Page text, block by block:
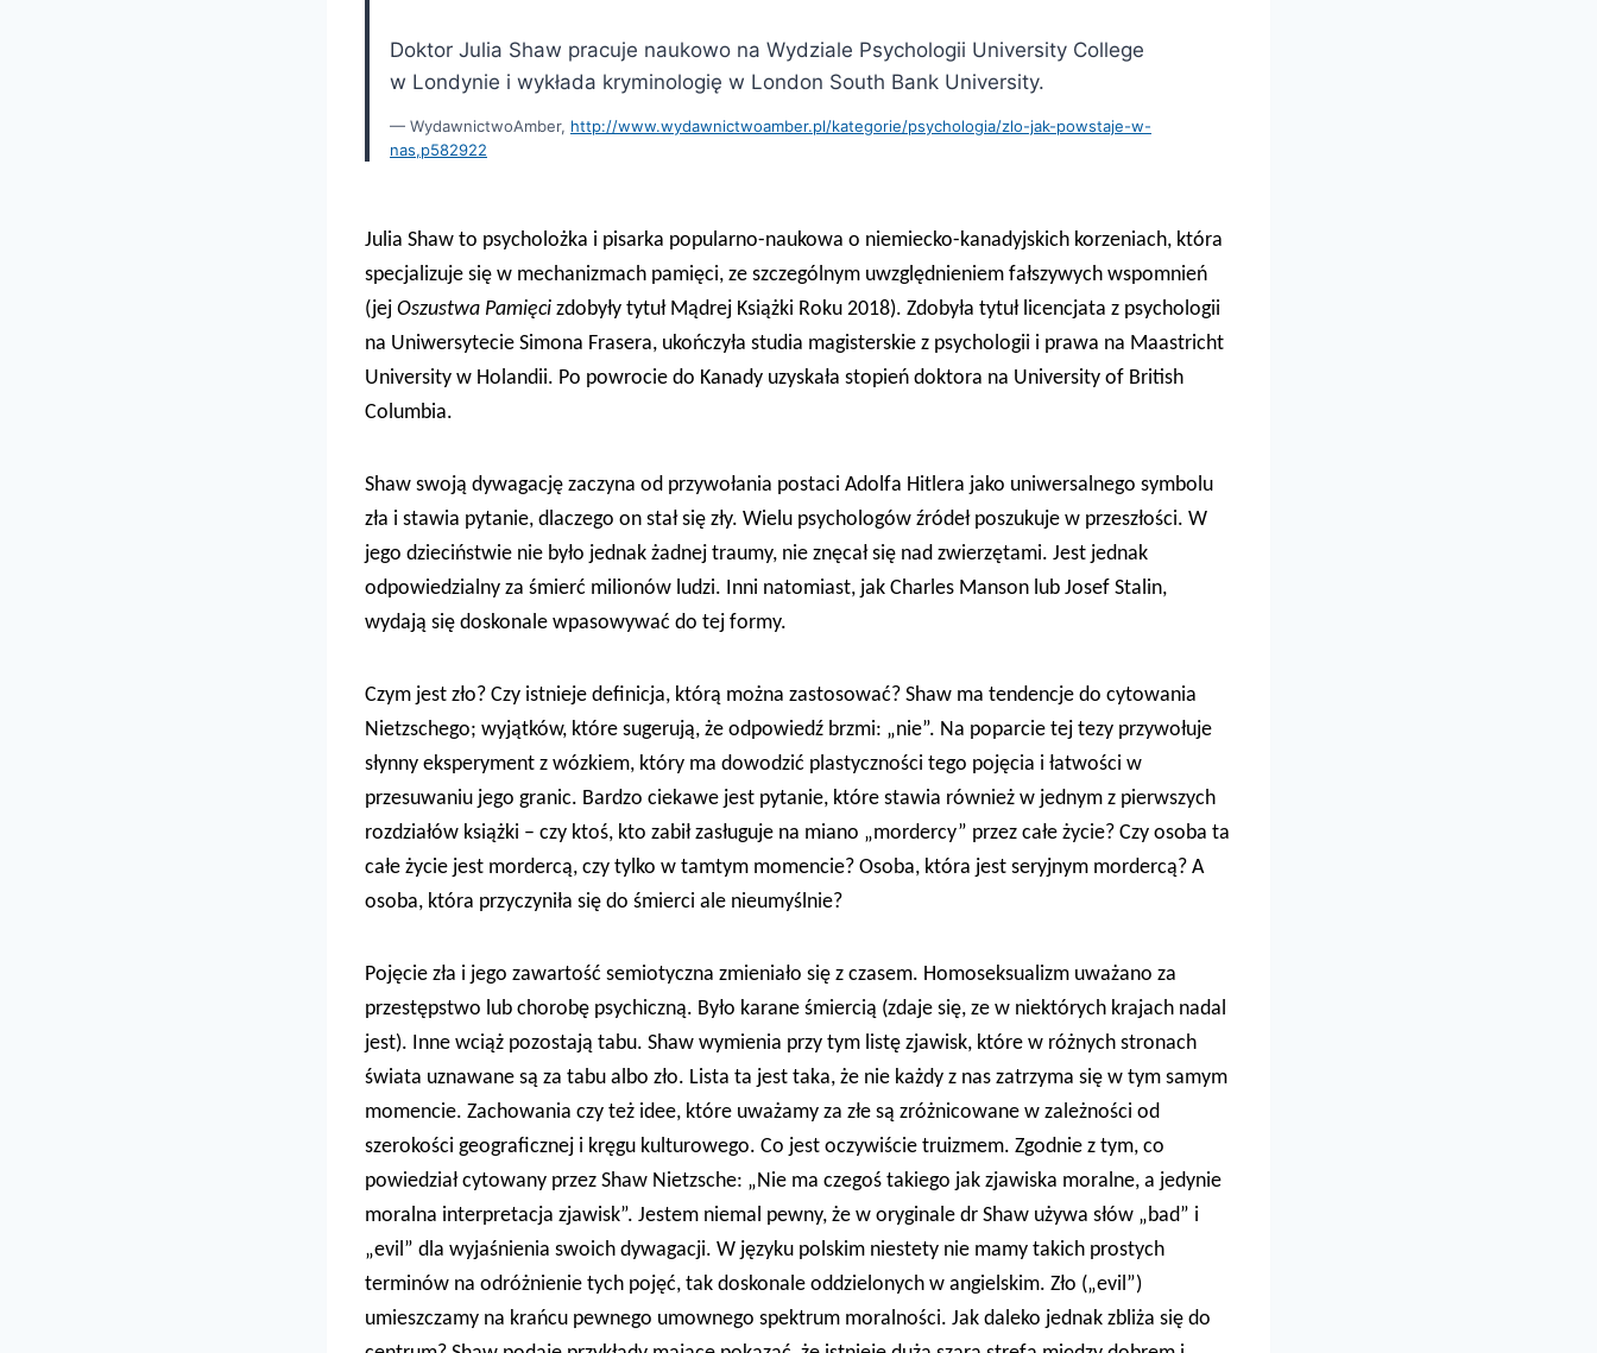
Doktor Julia Shaw pracuje naukowo na Wydziale Psychologii University College
w Londynie i wykłada kryminologię w London South Bank University.
WydawnictwoAmber, http://www.wydawnictwoamber.pl/kategorie/psychologia/zlo-jak-powstaje-w-
nas,p582922
Julia Shaw to psycholożka i pisarka popularno-naukowa o niemiecko-kanadyjskich korzeniach, która
specjalizuje się w mechanizmach pamięci, ze szczególnym uwzględnieniem fałszywych wspomnień
(jej Oszustwa Pamięci zdobyły tytuł Mądrej Książki Roku 2018). Zdobyła tytuł licencjata z psychologii
na Uniwersytecie Simona Frasera, ukończyła studia magisterskie z psychologii i prawa na Maastricht
University w Holandii. Po powrocie do Kanady uzyskała stopień doktora na University of British
Columbia.
Shaw swoją dywagację zaczyna od przywołania postaci Adolfa Hitlera jako uniwersalnego symbolu
zła i stawia pytanie, dlaczego on stał się zły. Wielu psychologów źródeł poszukuje w przeszłości. W
jego dzieciństwie nie było jednak żadnej traumy, nie znęcał się nad zwierzętami. Jest jednak
odpowiedzialny za śmierć milionów ludzi. Inni natomiast, jak Charles Manson lub Josef Stalin,
wydają się doskonale wpasowywać do tej formy.
Czym jest zło? Czy istnieje definicja, którą można zastosować? Shaw ma tendencje do cytowania
Nietzschego; wyjątków, które sugerują, że odpowiedź brzmi: „nie”. Na poparcie tej tezy przywołuje
słynny eksperyment z wózkiem, który ma dowodzić plastyczności tego pojęcia i łatwości w
przesuwaniu jego granic. Bardzo ciekawe jest pytanie, które stawia również w jednym z pierwszych
rozdziałów książki – czy ktoś, kto zabił zasługuje na miano „mordercy” przez całe życie? Czy osoba ta
całe życie jest mordercą, czy tylko w tamtym momencie? Osoba, która jest seryjnym mordercą? A
osoba, która przyczyniła się do śmierci ale nieumyślnie?
Pojęcie zła i jego zawartość semiotyczna zmieniało się z czasem. Homoseksualizm uważano za
przestępstwo lub chorobę psychiczną. Było karane śmiercią (zdaje się, ze w niektórych krajach nadal
jest). Inne wciąż pozostają tabu. Shaw wymienia przy tym listę zjawisk, które w różnych stronach
świata uznawane są za tabu albo zło. Lista ta jest taka, że nie każdy z nas zatrzyma się w tym samym
momencie. Zachowania czy też idee, które uważamy za złe są zróżnicowane w zależności od
szerokości geograficznej i kręgu kulturowego. Co jest oczywiście truizmem. Zgodnie z tym, co
powiedział cytowany przez Shaw Nietzsche: „Nie ma czegoś takiego jak zjawiska moralne, a jedynie
moralna interpretacja zjawisk”. Jestem niemal pewny, że w oryginale dr Shaw używa słów „bad” i
„evil” dla wyjaśnienia swoich dywagacji. W języku polskim niestety nie mamy takich prostych
terminów na odróżnienie tych pojęć, tak doskonale oddzielonych w angielskim. Zło („evil”)
umieszczamy na krańcu pewnego umownego spektrum moralności. Jak daleko jednak zbliża się do